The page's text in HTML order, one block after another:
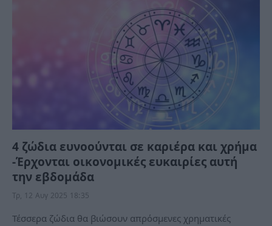
4 ζώδια ευνοούνται σε καριέρα και χρήμα
-Έρχονται οικονομικές ευκαιρίες αυτή
την εβδομάδα
Τρ, 12 Αυγ 2025 18:35
Τέσσερα ζώδια θα βιώσουν απρόσμενες χρηματικές